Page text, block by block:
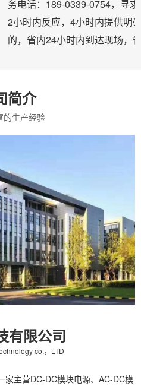
务电话：189-0339-0754，寻
2小时内反应，4小时内提供明
的，省内24小时内到达现场，
简介
的生产经验
有限公司
co.，LTD
家主营DC-DC模块电源、AC-DC模